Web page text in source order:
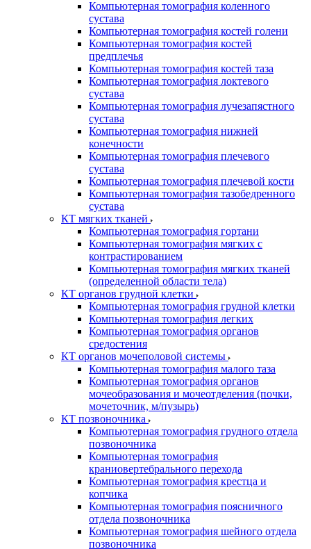
Компьютерная томография коленного
сустава
Компьютерная томография костей голени
Компьютерная томография костей
предплечья
Компьютерная томография костей таза
Компьютерная томография локтевого
сустава
Компьютерная томография лучезапястного
сустава
Компьютерная томография нижней
конечности
Компьютерная томография плечевого
сустава
Компьютерная томография плечевой кости
Компьютерная томография тазобедренного
сустава
КТ мягких тканей
Компьютерная томография гортани
Компьютерная томография мягких с
контрастированием
Компьютерная томография мягких тканей
(определенной области тела)
КТ органов грудной клетки
Компьютерная томография грудной клетки
Компьютерная томография легких
Компьютерная томография органов
средостения
КТ органов мочеполовой системы
Компьютерная томография малого таза
Компьютерная томография органов
мочеобразования и мочеотделения (почки,
мочеточник, м/пузырь)
КТ позвоночника
Компьютерная томография грудного отдела
позвоночника
Компьютерная томография
краниовертебрального перехода
Компьютерная томография крестца и
копчика
Компьютерная томография поясничного
отдела позвоночника
Компьютерная томография шейного отдела
позвоночника